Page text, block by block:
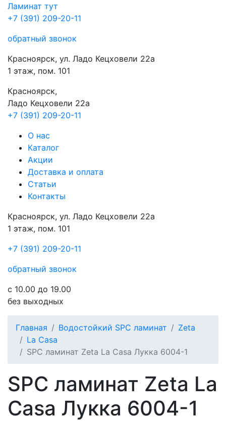
Ламинат тут
+7 (391) 209-20-11
обратный звонок
Красноярск, ул. Ладо Кецховели 22а
1 этаж, пом. 101
Красноярск,
Ладо Кецховели 22a
+7 (391) 209-20-11
О нас
Каталог
Акции
Доставка и оплата
Cтатьи
Контакты
Красноярск, ул. Ладо Кецховели 22а
1 этаж, пом. 101
+7 (391) 209-20-11
обратный звонок
с 10.00 до 19.00
без выходных
Главная Водостойкий SPC ламинат
Zeta
La Casa
SPC ламинат Zeta La Casa Лукка 6004-1
SPC ламинат Zeta La
Casa Лукка 6004-1